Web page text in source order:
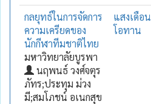
กลยุทธ์ในการจัดการ
ความเครียดของ
นักกีฬาทีมชาติไทย
มหาวิทยาลัยบูรพา
นฤพนธ์ วงศ์จตุร
ภัทร;ประทุม ม่วง
มี;สมโภชน์ อเนกสุข
แสงเดือน
โอทาน